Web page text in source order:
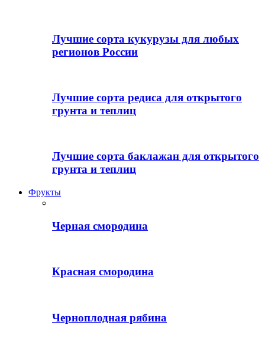
Лучшие сорта кукурузы для любых
регионов России
Лучшие сорта редиса для открытого
грунта и теплиц
Лучшие сорта баклажан для открытого
грунта и теплиц
Фрукты
Черная смородина
Красная смородина
Черноплодная рябина